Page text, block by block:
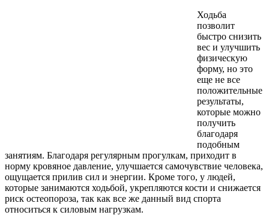
Ходьба
позволит
быстро снизить
вес и улучшить
физическую
форму, но это
еще не все
положительные
результаты,
которые можно
получить
благодаря
подобным
занятиям. Благодаря регулярным прогулкам, приходит в
норму кровяное давление, улучшается самочувствие человека,
ощущается прилив сил и энергии. Кроме того, у людей,
которые занимаются ходьбой, укрепляются кости и снижается
риск остеопороза, так как все же данный вид спорта
относиться к силовым нагрузкам.